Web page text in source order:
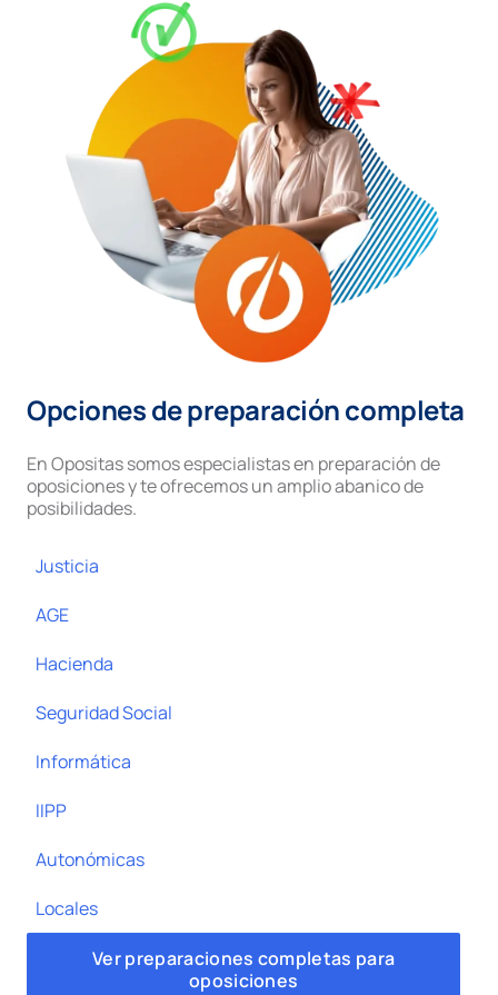
Opciones de preparación completa
En Opositas somos especialistas en preparación de
oposiciones y te ofrecemos un amplio abanico de
posibilidades.
Justicia
AGE
Hacienda
Seguridad Social
Informática
IIPP
Autonómicas
Locales
Ver preparaciones completas para
oposiciones